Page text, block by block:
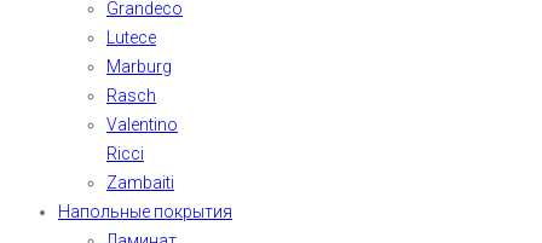
Grandeco
Lutece
Marburg
Rasch
Valentino
Ricci
Zambaiti
Напольные покрытия